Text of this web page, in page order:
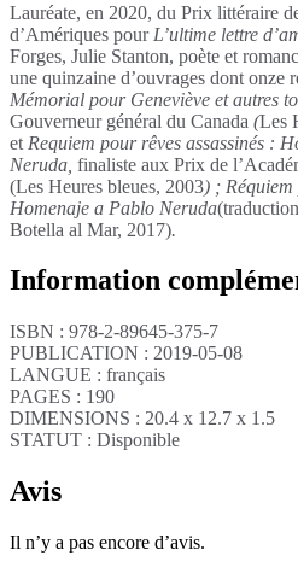
Lauréate, en 2020, du Prix littéraire
d’Amériques pour L’ultime lettre
Forges, Julie Stanton, poète et
une quinzaine d’ouvrages dont onze
Mémorial pour Geneviève et autres
Gouverneur général du Canada (Les
et Requiem pour rêves assassinés :
Neruda, finaliste aux Prix de
(Les Heures bleues, 2003) ;
Homenaje a Pablo Neruda
Botella al Mar, 2017).
Information
ISBN : 978-2-89645-375-7
PUBLICATION : 2019-05-08
LANGUE : français
PAGES : 190
DIMENSIONS : 20.4 x 12.7 x 1.5
STATUT : Disponible
Avis
Il n’y a pas encore d’avis.